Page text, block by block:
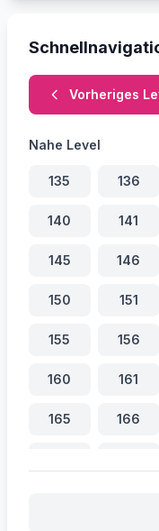
Vorheriges
Nahe Level
135 136
140 141
145 146
150 151
155 156
160 161
165 166